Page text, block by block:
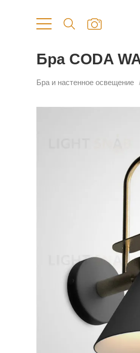
Бра CODA
Бра и настенное освещение